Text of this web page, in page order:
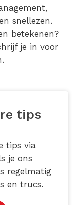
snellezen.
betekenen?
je in voor
tips
tips via
je ons
regelmatig
en trucs.